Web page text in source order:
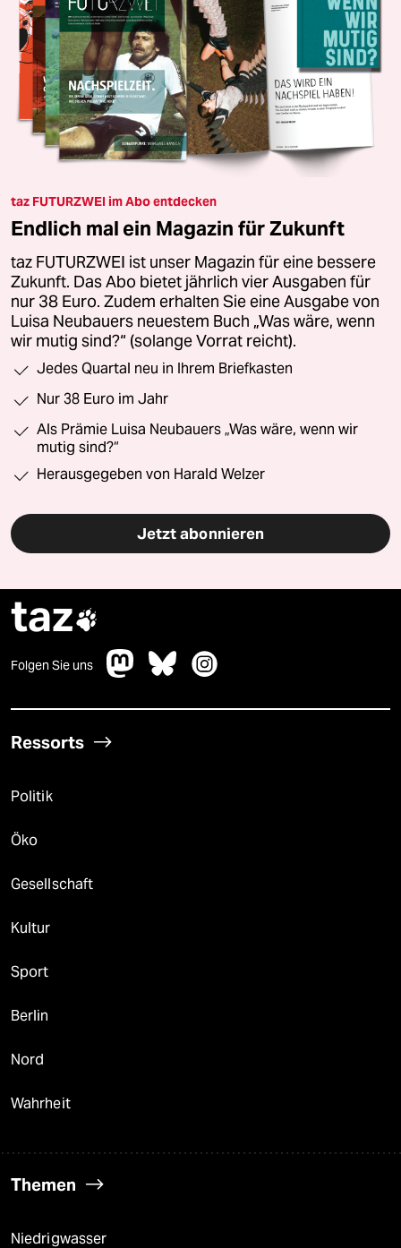
taz FUTURZWEI im Abo entdecken
Endlich mal ein Magazin für Zukunft
taz FUTURZWEI ist unser Magazin für eine bessere
Zukunft. Das Abo bietet jährlich vier Ausgaben für
nur 38 Euro. Zudem erhalten Sie eine Ausgabe von
Luisa Neubauers neuestem Buch „Was wäre, wenn
wir mutig sind?“ (solange Vorrat reicht).
Jedes Quartal neu in Ihrem Briefkasten
Nur 38 Euro im Jahr
Als Prämie Luisa Neubauers „Was wäre, wenn wir
mutig sind?“
Herausgegeben von Harald Welzer
Jetzt abonnieren
taz
Folgen Sie uns
Ressorts
Politik
Öko
Gesellschaft
Kultur
Sport
Berlin
Nord
Wahrheit
Themen
Niedrigwasser